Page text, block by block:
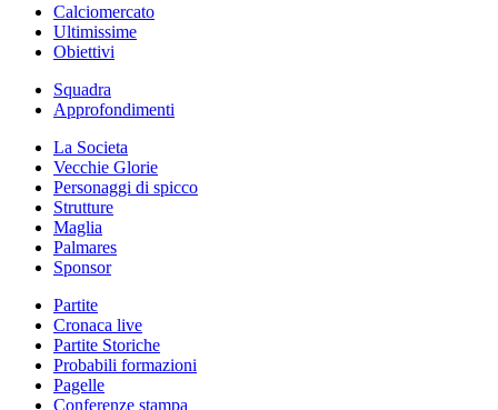
Calciomercato
Ultimissime
Obiettivi
Squadra
Approfondimenti
La Societa
Vecchie Glorie
Personaggi di spicco
Strutture
Maglia
Palmares
Sponsor
Partite
Cronaca live
Partite Storiche
Probabili formazioni
Pagelle
Conferenze stampa